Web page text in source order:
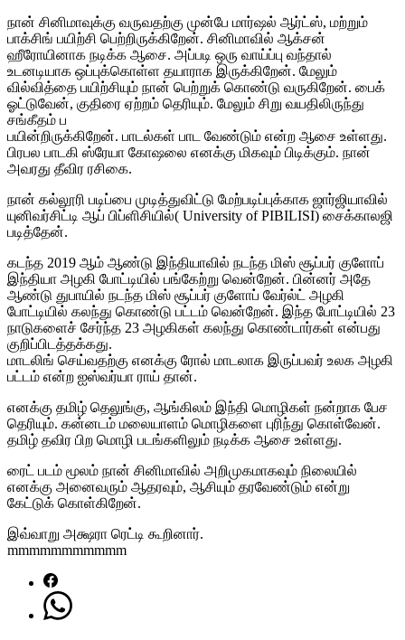
நான் சினிமாவுக்கு வருவதற்கு முன்பே மார்ஷல் ஆர்ட்ஸ், மற்றும்
பாக்சிங் பயிற்சி பெற்றிருக்கிறேன். சினிமாவில் ஆக்சன்
ஹீரோயினாக நடிக்க ஆசை. அப்படி ஒரு வாய்ப்பு வந்தால்
உடனடியாக ஒப்புக்கொள்ள தயாராக இருக்கிறேன். மேலும்
வில்வித்தை பயிற்சியும் நான் பெற்றுக் கொண்டு வருகிறேன். பைக்
ஓட்டுவேன், குதிரை ஏற்றம் தெரியும். மேலும் சிறு வயதிலிருந்து
சங்கீதம் ப
பயின்றிருக்கிறேன். பாடல்கள் பாட வேண்டும் என்ற ஆசை உள்ளது.
பிரபல பாடகி ஸ்ரேயா கோஷலை எனக்கு மிகவும் பிடிக்கும். நான்
அவரது தீவிர ரசிகை.
நான் கல்லூரி படிப்பை முடித்துவிட்டு மேற்படிப்புக்காக ஜார்ஜியாவில்
யுனிவர்சிட்டி ஆப் பிப்ளிசியில்( University of PIBILISI) சைக்காலஜி
படித்தேன்.
கடந்த 2019 ஆம் ஆண்டு இந்தியாவில் நடந்த மிஸ் சூப்பர் குளோப்
இந்தியா அழகி போட்டியில் பங்கேற்று வென்றேன். பின்னர் அதே
ஆண்டு துபாயில் நடந்த மிஸ் சூப்பர் குளோப் வேர்ல்ட் அழகி
போட்டியில் கலந்து கொண்டு பட்டம் வென்றேன். இந்த போட்டியில் 23
நாடுகளைச் சேர்ந்த 23 அழகிகள் கலந்து கொண்டார்கள் என்பது
குறிப்பிடத்தக்கது.
மாடலிங் செய்வதற்கு எனக்கு ரோல் மாடலாக இருப்பவர் உலக அழகி
பட்டம் என்ற ஐஸ்வர்யா ராய் தான்.
எனக்கு தமிழ் தெலுங்கு, ஆங்கிலம் இந்தி மொழிகள் நன்றாக பேச
தெரியும். கன்னடம் மலையாளம் மொழிகளை புரிந்து கொள்வேன்.
தமிழ் தவிர பிற மொழி படங்களிலும் நடிக்க ஆசை உள்ளது.
ரைட் படம் மூலம் நான் சினிமாவில் அறிமுகமாகவும் நிலையில்
எனக்கு அனைவரும் ஆதரவும், ஆசியும் தரவேண்டும் என்று
கேட்டுக் கொள்கிறேன்.
இவ்வாறு அக்ஷரா ரெட்டி கூறினார்.
mmmmmmmmmmm